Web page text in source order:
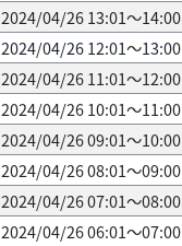
2024/04/26 13:01～14:00
2024/04/26 12:01～13:00
2024/04/26 11:01～12:00
2024/04/26 10:01～11:00
2024/04/26 09:01～10:00
2024/04/26 08:01～09:00
2024/04/26 07:01～08:00
2024/04/26 06:01～07:00